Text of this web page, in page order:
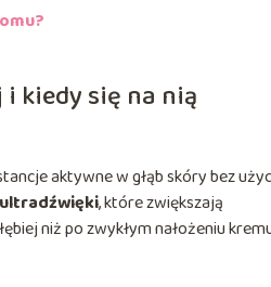
kiedy się na nią
aktywne w głąb skóry bez
ultradźwięki, które zwiększają
niż po zwykłym nałożeniu